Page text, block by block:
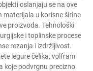
oslanjaju se na ove
materijala u korisne širine
proizvoda. Tehnološki
i toplinske procese
rezanja i izdržljivost.
legure čelika, volfram
koje podvrgnu precizno